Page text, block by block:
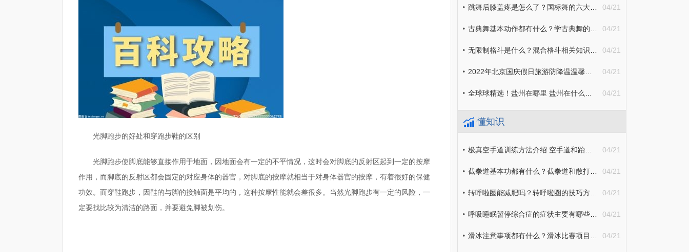
光脚跑步的好处和穿跑步鞋的区别
光脚跑步使脚底能够直接作用于地面，因地面会有一定的不平情况，这时会对脚底的反射区起到一定的按摩
作用，而脚底的反射区都会固定的对应身体的器官，对脚底的按摩就相当于对身体器官的按摩，有着很好的保健
功效。而穿鞋跑步，因鞋的与脚的接触面是平均的，这种按摩性能就会差很多。当然光脚跑步有一定的风险，一
定要找比较为清洁的路面，并要避免脚被划伤。
04/21
跳舞后膝盖疼是怎么了？国标舞的六大好处介绍
04/21
古典舞基本动作都有什么？学古典舞的好处详细介绍
04/21
无限制格斗是什么？混合格斗相关知识详细介绍
04/21
2022年北京国庆假日旅游防降温温馨提示
04/21
全球球精选！盐州在哪里 盐州在什么地方
懂知识
04/21
极真空手道训练方法介绍 空手道和跆拳道的区别有哪些？
04/21
截拳道基本功都有什么？截拳道和散打哪个比较厉害？
04/21
转呼啦圈能减肥吗？转呼啦圈的技巧方法分享
04/21
呼吸睡眠暂停综合症的症状主要有哪些？呼吸强迫症是病吗？
04/21
滑冰注意事项都有什么？滑冰比赛项目有哪些？